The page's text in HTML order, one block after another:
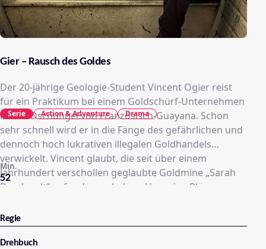
Gier – Rausch des Goldes
Der 20-jährige Geologie-Student Vincent Ogier reist
für ein Praktikum bei einem Goldschürf-Unternehmen
in den Dschungel von Französisch-Guayana. Schon
sehr schnell wird er in die Fänge des gefährlichen und
dennoch hoch lukrativen illegalen Goldhandels
verwickelt. Vincent glaubt, die seit über einem
Jahrhundert verschollen geglaubte Goldmine „Sarah
Bernhardt“ gefunden zu haben. Um seine Pläne
„Paten des Goldes“ Antoine Serra einlassen …
52
Min.
Serie Action & Adventure Drama
Regie
Drehbuch